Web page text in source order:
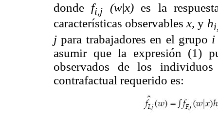
donde fi,j (w|x)es la
características observablesx,y h
jpara trabajadores en el grupo
asumir que la expresión (1)
observados de los
contrafactual requerido es: